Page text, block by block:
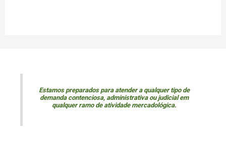
Estamos preparados para atender a qualquer tipo de
demanda contenciosa, administrativa ou judicial em
qualquer ramo de atividade mercadológica.